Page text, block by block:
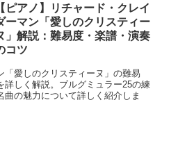
【ピアノ】リチャード・クレイ
ーマン「愛しのクリスティー
」解説：難易度・楽譜・演奏
コツ
「愛しのクリスティーヌ」の難易
詳しく解説。ブルグミュラー25の練
の魅力について詳しく紹介しま